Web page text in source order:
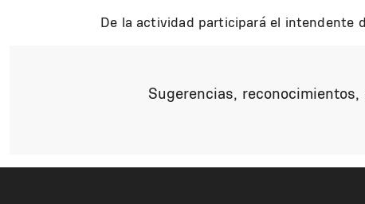
De la actividad participará el intendente
Sugerencias,